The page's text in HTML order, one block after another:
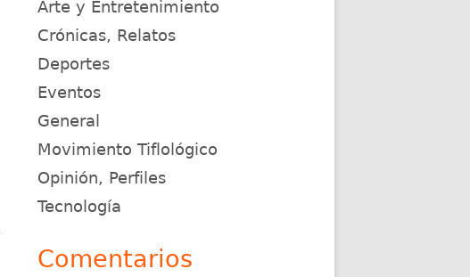
Arte y Entretenimiento
Crónicas, Relatos
Deportes
Eventos
General
Movimiento Tiflológico
Opinión, Perfiles
Tecnología
Comentarios